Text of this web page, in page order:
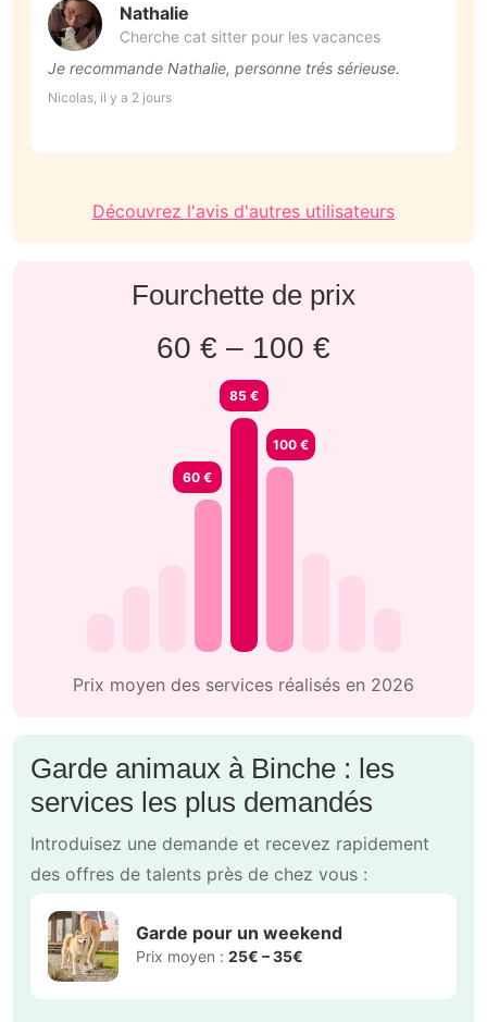
Nathalie
Cherche cat sitter pour les vacances
Je recommande Nathalie, personne trés sérieuse.
Nicolas, il y a 2 jours
Découvrez l'avis d'autres utilisateurs
Fourchette de prix
60 € – 100 €
60 €
85 €
100 €
Prix moyen des services réalisés en 2026
Garde animaux à Binche : les
services les plus demandés
Introduisez une demande et recevez rapidement
des offres de talents près de chez vous :
Garde pour un weekend
Prix moyen : 25€ – 35€